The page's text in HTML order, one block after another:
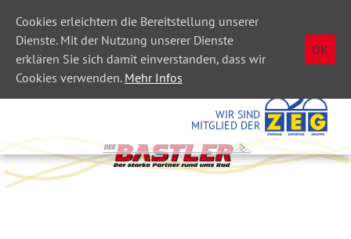
WIR SIND
MITGLIED DER
Cookies erleichtern die Bereitstellung unserer
Dienste. Mit der Nutzung unserer Dienste
erklären Sie sich damit einverstanden, dass wir
Cookies verwenden. Mehr Infos
OK